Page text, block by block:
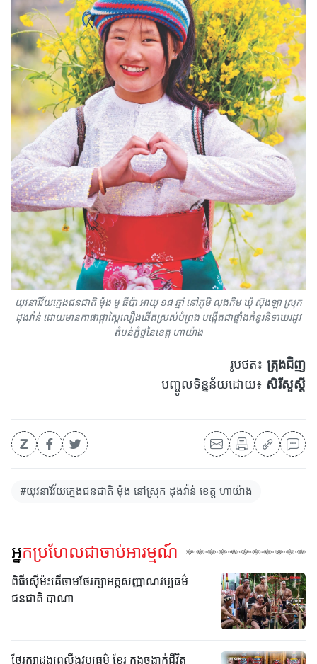
យុវនារីវ័យក្មេងជនជាតិ ម៉ុង មួ ធីប៉ា អាយុ ១៨ ឆ្នាំ នៅភូមិ លុងកឹម ឃុំ ស៊ុងឡា ស្រុក
ដុងវ៉ាន់ ដោយមានកាផាផ្កាស្ពៃលឿងឆើតស្រស់បំព្រង បង្កើតជាផ្ទាំងគំនូរនិទាឃរដូវ
តំបន់ភ្នំថ្មនៃខេត្ត ហាយ៉ាង
រូបថត៖ ត្រុងជិញ
បញ្ចូលទិន្នន័យដោយ៖ សិរីសួស្តី
#យុវនារីវ័យក្មេងជនជាតិ ម៉ុង នៅស្រុក ដុងវ៉ាន់ ខេត្ត ហាយ៉ាង
អ្នកប្រហែលជាចាប់អារម្មណ៍
ពិធីស៊ើម៉ះគើចាមថែរក្សាអត្តសញ្ញាណវប្បធម៌
ជនជាតិ បាណា
ថែរក្សាដួងព្រលឹងវប្បធម៌ ខ្មែរ ក្នុងចង្វាក់ជីវិត